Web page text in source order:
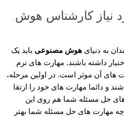
نیاز کارشناس هوش
به دنیای هوش مصنوعی باید یک
داشته باشند. مهارت های نرم
های آن موثر است. در اولین مرحله،
و دائما مهارت های خود را ارتقا
های حل مسئله شما هم روی این
مهارت های حل مسئله شما بهتر